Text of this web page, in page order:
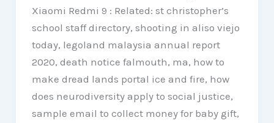
Xiaomi Redmi 9 : Related: st christopher’s
school staff directory, shooting in aliso viejo
today, legoland malaysia annual report
2020, death notice falmouth, ma, how to
make dread lands portal ice and fire, how
does neurodiversity apply to social justice,
sample email to collect money for baby gift,